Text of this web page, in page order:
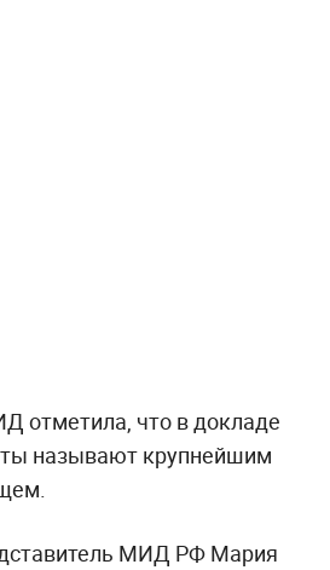
отметила, что в докладе
называют крупнейшим
МИД РФ Мария